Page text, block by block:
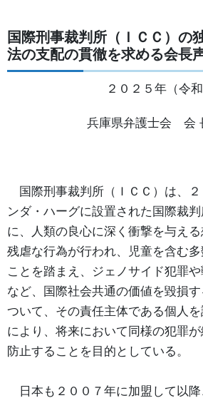
国際刑事裁判所（ＩＣＣ）の
法の支配の貫徹を求める会長
２０２５年（令
兵庫県弁護士会
国際刑事裁判所（ＩＣＣ）は、２
ンダ・ハーグに設置された国際裁
に、人類の良心に深く衝撃を与え
残虐な行為が行われ、児童を含む
ことを踏まえ、ジェノサイド犯罪
など、国際社会共通の価値を毀損
ついて、その責任主体である個人
により、将来において同様の犯罪
防止することを目的としている。
日本も２００７年に加盟して以